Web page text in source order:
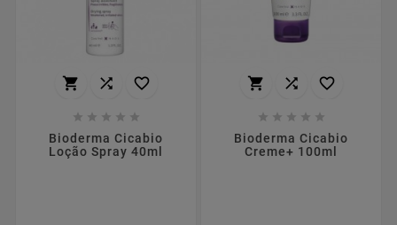
  
    
Bioderma Cicabio
Loção Spray 40ml
  
    
Bioderma Cicabio
Creme+ 100ml